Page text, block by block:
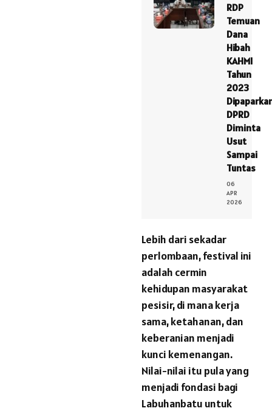
RDP
Temuan
Dana
Hibah
KAHMI
Tahun
2023
DPRD
Diminta
Usut
Sampai
Tuntas
06
APR
2026
Lebih dari sekadar
perlombaan, festival ini
adalah cermin
kehidupan masyarakat
pesisir, di mana kerja
sama, ketahanan, dan
keberanian menjadi
kunci kemenangan.
Nilai-nilai itu pula yang
menjadi fondasi bagi
Labuhanbatu untuk